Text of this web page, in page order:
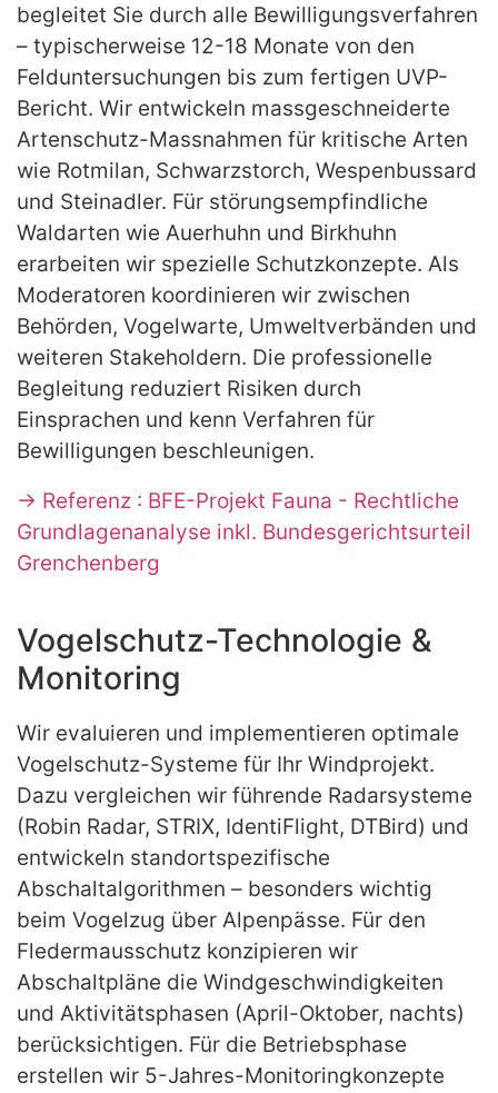
begleitet Sie durch alle Bewilligungsverfahren
– typischerweise 12-18 Monate von den
Felduntersuchungen bis zum fertigen UVP-
Bericht. Wir entwickeln massgeschneiderte
Artenschutz-Massnahmen für kritische Arten
wie Rotmilan, Schwarzstorch, Wespenbussard
und Steinadler. Für störungsempfindliche
Waldarten wie Auerhuhn und Birkhuhn
erarbeiten wir spezielle Schutzkonzepte. Als
Moderatoren koordinieren wir zwischen
Behörden, Vogelwarte, Umweltverbänden und
weiteren Stakeholdern. Die professionelle
Begleitung reduziert Risiken durch
Einsprachen und kenn Verfahren für
Bewilligungen beschleunigen.
→ Referenz : BFE-Projekt Fauna - Rechtliche
Grundlagenanalyse inkl. Bundesgerichtsurteil
Grenchenberg
Vogelschutz-Technologie &
Monitoring
Wir evaluieren und implementieren optimale
Vogelschutz-Systeme für Ihr Windprojekt.
Dazu vergleichen wir führende Radarsysteme
(Robin Radar, STRIX, IdentiFlight, DTBird) und
entwickeln standortspezifische
Abschaltalgorithmen – besonders wichtig
beim Vogelzug über Alpenpässe. Für den
Fledermausschutz konzipieren wir
Abschaltpläne die Windgeschwindigkeiten
und Aktivitätsphasen (April-Oktober, nachts)
berücksichtigen. Für die Betriebsphase
erstellen wir 5-Jahres-Monitoringkonzepte